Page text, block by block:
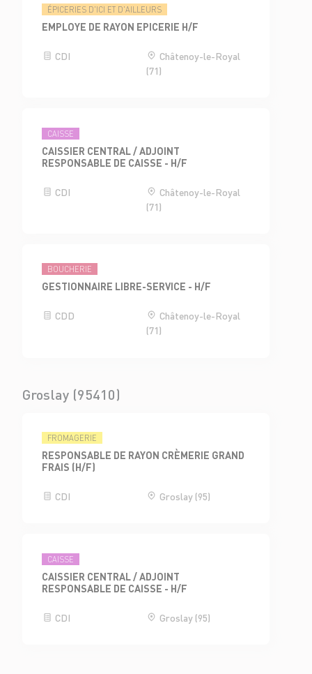
ÉPICERIES D'ICI ET D'AILLEURS
EMPLOYE DE RAYON EPICERIE H/F
CDI
Châtenoy-le-Royal
(71)
CAISSE
CAISSIER CENTRAL / ADJOINT
RESPONSABLE DE CAISSE - H/F
CDI
Châtenoy-le-Royal
(71)
BOUCHERIE
GESTIONNAIRE LIBRE-SERVICE - H/F
CDD
Châtenoy-le-Royal
(71)
Groslay (95410)
FROMAGERIE
RESPONSABLE DE RAYON CRÈMERIE GRAND
FRAIS (H/F)
CDI Groslay (95)
CAISSE
CAISSIER CENTRAL / ADJOINT
RESPONSABLE DE CAISSE - H/F
CDI Groslay (95)